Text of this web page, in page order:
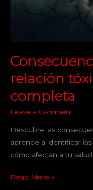
relación
completa
Leave a Comment
Descubre las
aprende a identificar
cómo afectan a tu
Read More »